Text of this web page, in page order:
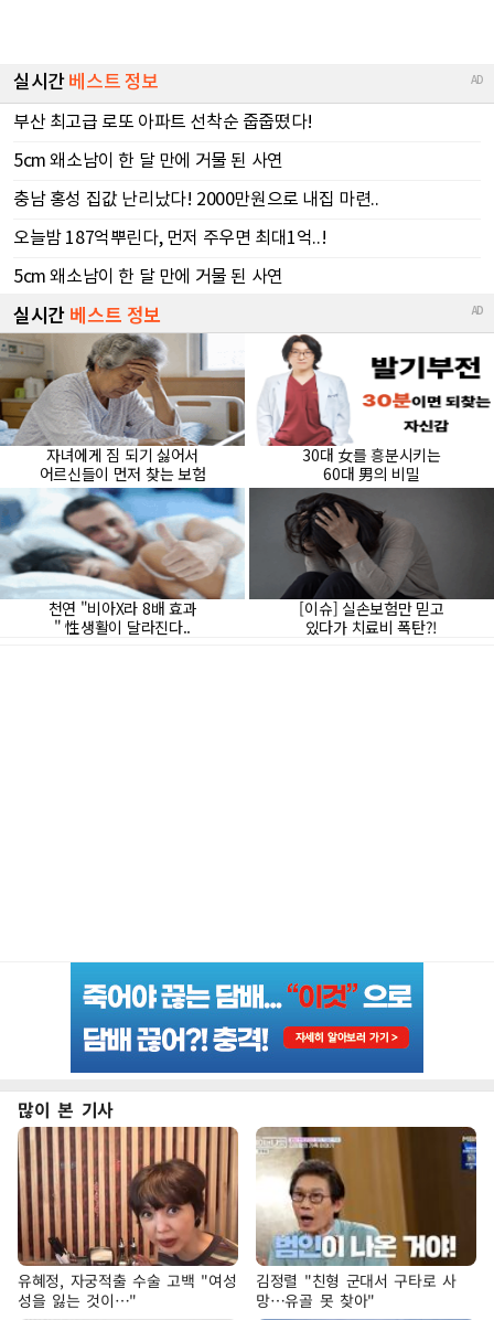
많이 본 기사
유혜정, 자궁적출 수술 고백 "여성
성을 잃는 것이…"
김정렬 "친형 군대서 구타로 사
망…유골 못 찾아"